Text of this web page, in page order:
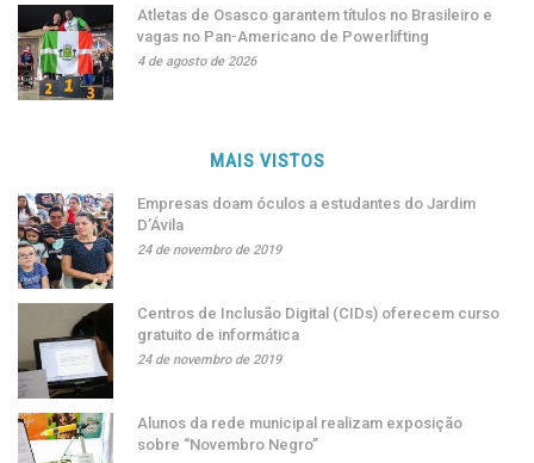
Atletas de Osasco garantem títulos no Brasileiro e
vagas no Pan-Americano de Powerlifting
4 de agosto de 2026
MAIS VISTOS
Empresas doam óculos a estudantes do Jardim
D’Ávila
24 de novembro de 2019
Centros de Inclusão Digital (CIDs) oferecem curso
gratuito de informática
24 de novembro de 2019
Alunos da rede municipal realizam exposição
sobre “Novembro Negro”